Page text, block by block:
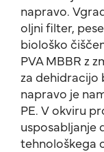
napravo.
oljni filter,
biološko
PVA MBBR z
za dehidracijo
napravo je
PE. V okviru
usposabljanje
tehnološkega